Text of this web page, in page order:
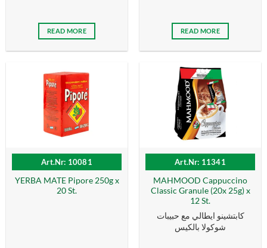
READ MORE READ MORE
Art.Nr: 10081
YERBA MATE Pipore 250g x
20 St.
Art.Nr: 11341
MAHMOOD Cappuccino
Classic Granule (20x 25g) x
12 St.
كابتشينو ايطالي مع حبيبات
شوكولا بالكيس